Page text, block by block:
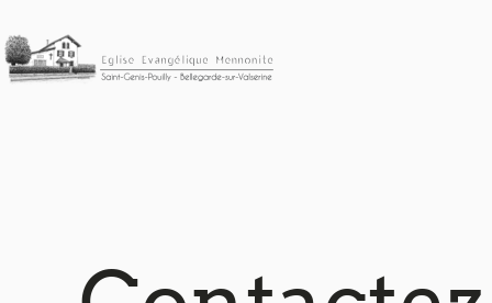
Accéder au contenu principal